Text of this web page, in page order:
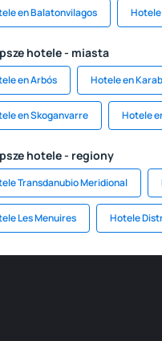
en Balatonvilagos
hotele - miasta
en Arbós Hotele en
en Skoganvarre Hotele
hotele - regiony
Transdanubio Meridional
Les Menuires Hotele